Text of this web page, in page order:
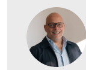
voorzien van een
open keuken is
een prettig geheel
Daarnaast beschikt
toegang komt men